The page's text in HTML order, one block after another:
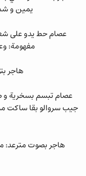
يمين و
عصام حط يدو على
مفهومة:
هاجر
عصام تبسم بسخرية و
جيب سروالو بقا ساكت
هاجر بصوت مترعد: